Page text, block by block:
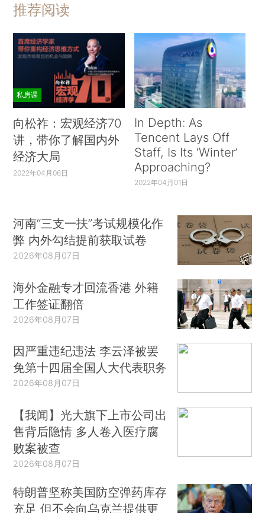
推荐阅读
私房课
向松祚：宏观经济70
讲，带你了解国内外
经济大局
2022年04月06日
In Depth: As
Tencent Lays Off
Staff, Is Its ‘Winter’
Approaching?
2022年04月01日
河南“三支一扶”考试规模化作
弊 内外勾结提前获取试卷
2026年08月07日
海外金融专才回流香港 外籍
工作签证翻倍
2026年08月07日
因严重违纪违法 李云泽被罢
免第十四届全国人大代表职务
2026年08月07日
【我闻】光大旗下上市公司出
售背后隐情 多人卷入医疗腐
败案被查
2026年08月07日
特朗普坚称美国防空弹药库存
充足 但不会向乌克兰提供更